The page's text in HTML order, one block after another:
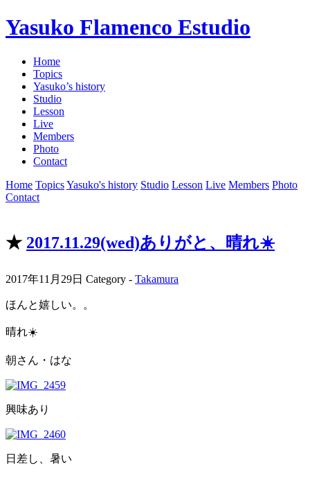
Yasuko Flamenco Estudio
Home
Topics
Yasuko’s history
Studio
Lesson
Live
Members
Photo
Contact
Home TopicsYasuko's history Studio Lesson Live Members Photo
Contact
★ 2017.11.29(wed)ありがと、晴れ☀️
2017年11月29日 Category - Takamura
ほんと嬉しい。。
晴れ☀️
朝さん・はな
興味あり
日差し、暑い